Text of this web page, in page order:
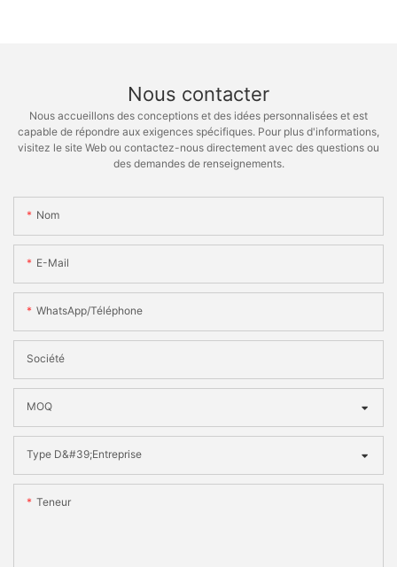
Nous contacter
Nous accueillons des conceptions et des idées personnalisées et est
capable de répondre aux exigences spécifiques. Pour plus d'informations,
visitez le site Web ou contactez-nous directement avec des questions ou
des demandes de renseignements.
Nom
E-Mail
WhatsApp/téléphone
Société
MOQ
Type D&#39;entreprise
Teneur